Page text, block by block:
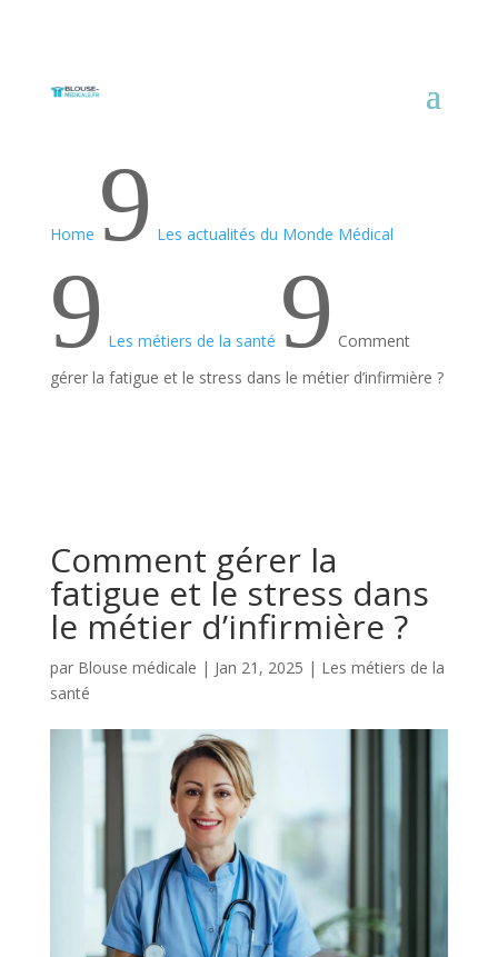
Home 9 Les actualités du Monde Médical
9 Les métiers de la santé 9 Comment
gérer la fatigue et le stress dans le métier d’infirmière ?
Comment gérer la
fatigue et le stress dans
le métier d’infirmière ?
par Blouse médicale | Jan 21, 2025 | Les métiers de la
santé